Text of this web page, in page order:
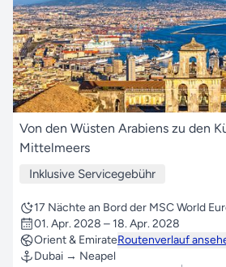
Von den Wüsten Arabiens zu den
Mittelmeers
Inklusive Servicegebühr
17 Nächte an Bord der MSC World
01. Apr. 2028 – 18. Apr. 2028
Orient & EmirateRoutenverlauf
Dubai → Neapel